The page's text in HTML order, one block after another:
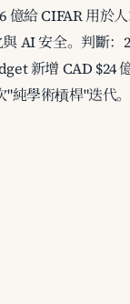
給 CIFAR 用於
AI 安全。判斷：
新增 CAD $24
學術槓桿"迭代。